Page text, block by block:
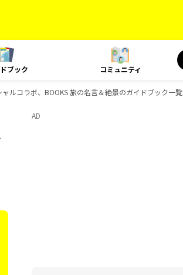
ブック コミュニティ
ルコラボ、BOOKS 旅の名言＆絶景のガイドブック一覧
AD